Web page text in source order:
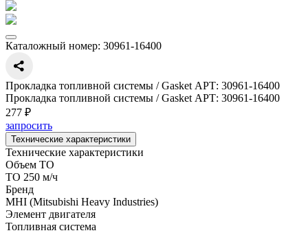
Каталожный номер: 30961-16400
Прокладка топливной системы / Gasket АРТ: 30961-16400
Прокладка топливной системы / Gasket АРТ: 30961-16400
277 ₽
запросить
Технические характеристики
Технические характеристики
Объем ТО
ТО 250 м/ч
Бренд
MHI (Mitsubishi Heavy Industries)
Элемент двигателя
Топливная система